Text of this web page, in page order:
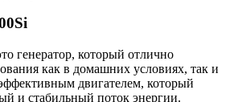
генератор, который отлично
как в домашних условиях, так и
двигателем, который
и стабильный поток энергии.